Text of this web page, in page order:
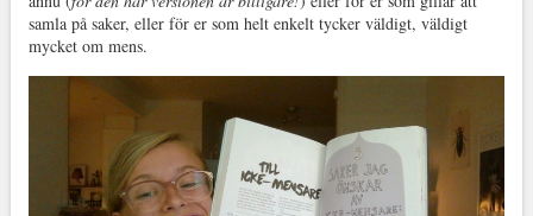
samla på saker, eller för er som helt enkelt tycker väldigt, väldigt
mycket om mens.